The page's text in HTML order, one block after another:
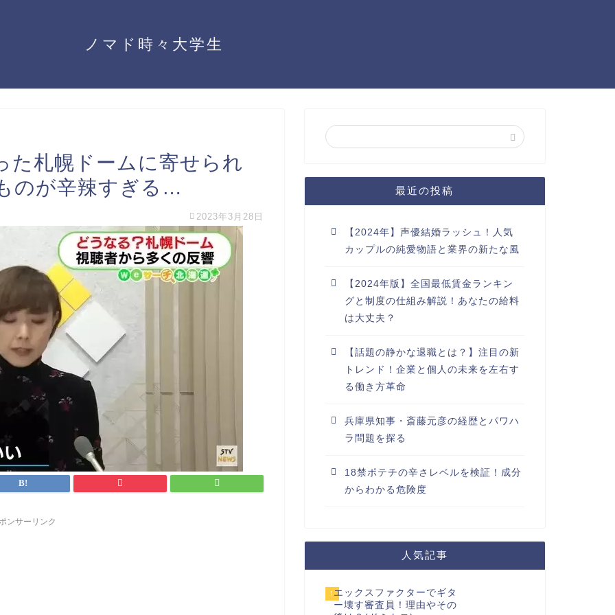
ノマド時々大学生
た札幌ドームに寄せられ
のが辛辣すぎる…
2023年3月28日
ンサーリンク
最近の投稿
【2024年】声優結婚ラッシュ！人気
カップルの純愛物語と業界の新たな風
【2024年版】全国最低賃金ランキン
グと制度の仕組み解説！あなたの給料
は大丈夫？
【話題の静かな退職とは？】注目の新
トレンド！企業と個人の未来を左右す
る働き方革命
兵庫県知事・斎藤元彦の経歴とパワハ
ラ問題を探る
18禁ポテチの辛さレベルを検証！成分
からわかる危険度
人気記事
1 エックスファクターでギタ
ー壊す審査員！理由やその